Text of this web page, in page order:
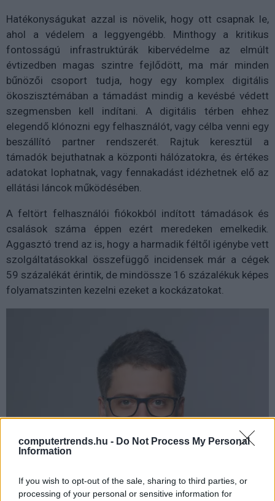
computertrends.hu - Do Not Process My Personal
Information
If you wish to opt-out of the sale, sharing to third parties, or
processing of your personal or sensitive information for
Hatékonyságukat azzal is növelik, hogy ott csapnak le,
ahol a védelem a leggyengébb. Minthogy a kritikus
fontosságú infrastruktúrák kibervédelme az elmúlt
évtizedben magas szintre fejlődött, ma már minden
bűnözői csoport tudja, hogy egy komplex digitális
ökoszisztémában a támadást mindig a kevésbé védett
szegmensben kell indítani. A digitális térben ehhez
elegendő klónozni egy felhasználót, vagy célba venni egy
beszállító partner rendszerét. Rajtuk keresztül a
támadók bejuthatnak a központi hálózatokra, és értékes
adatokat lophatnak, vagy fennakadást idézhetnek elő az
ellátási láncok működésében.
A feltört felhasználói fiókokból indított támadások és
csalások száma éppen ezért meredeken emelkedik.
Aggasztó trend az is, hogy a harmadik féltől igénybe vett
szolgáltatásokkal összefüggő incidensek már a cégek
59 százalékát érintik, de mindössze 16 százalékuk képes
folyamatszinten kezelni ezeket a kockázatokat.